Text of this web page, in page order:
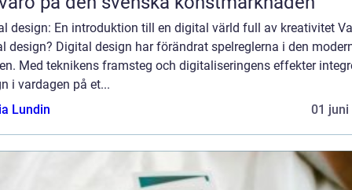
design: En introduktion till en digital värld full av kreativitet
design? Digital design har förändrat spelreglerna i den
Med teknikens framsteg och digitaliseringens effekter
i vardagen på et...
Lundin
01 juni